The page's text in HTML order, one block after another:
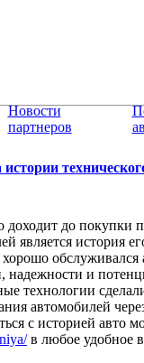
Новости
партнеров
доходит до покупки
является история
хорошо
надежности и
технологии
автомобилей
с историей авто
в любое удобное